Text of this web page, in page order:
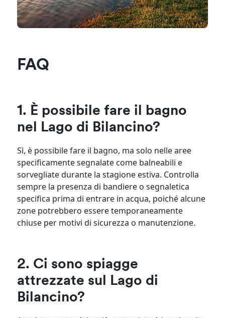
FAQ
1. È possibile fare il bagno
nel Lago di Bilancino?
Sì, è possibile fare il bagno, ma solo nelle aree
specificamente segnalate come balneabili e
sorvegliate durante la stagione estiva. Controlla
sempre la presenza di bandiere o segnaletica
specifica prima di entrare in acqua, poiché alcune
zone potrebbero essere temporaneamente
chiuse per motivi di sicurezza o manutenzione.
2. Ci sono spiagge
attrezzate sul Lago di
Bilancino?